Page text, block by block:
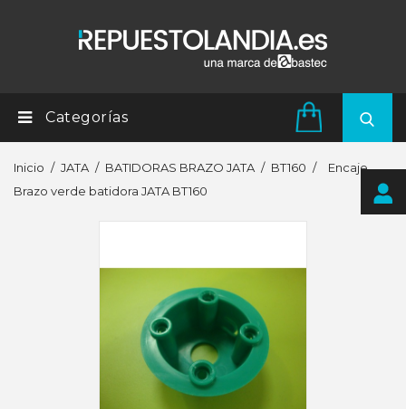
Categorías
Inicio JATA BATIDORAS BRAZO JATA BT160
Encaje
Brazo verde batidora JATA BT160